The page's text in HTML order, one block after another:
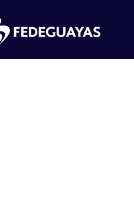
content